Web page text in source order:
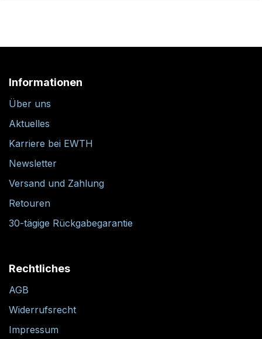
Informationen
Über uns
Aktuelles
Karriere bei EWTH
Newsletter
Versand und Zahlung
Retouren
30-tägige Rückgabegarantie
Rechtliches
AGB
Widerrufsrecht
Impressum